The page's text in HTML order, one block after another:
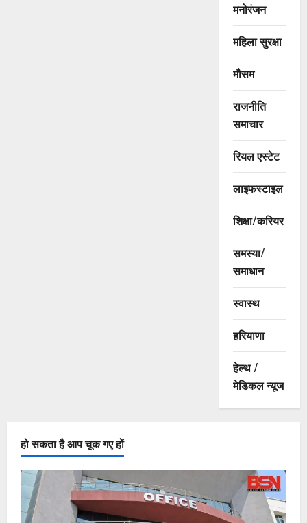
मनोरंजन
महिला सुरक्षा
मौसम
राजनीति
समाचार
रियल एस्टेट
लाइफस्टाइल
शिक्षा/करियर
समस्या/
समाधान
स्वास्थ
हरियाणा
हेल्थ /
मेडिकल न्यूज
हो सकता है आप चूक गए हों